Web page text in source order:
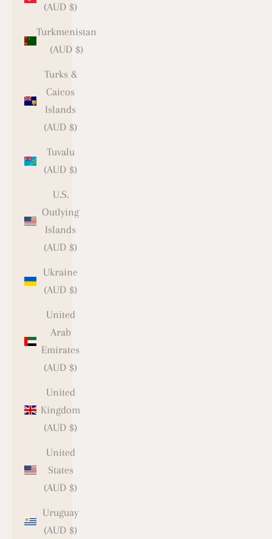
(AUD $)
Turkmenistan
(AUD $)
Turks &
Caicos
Islands
(AUD $)
Tuvalu
(AUD $)
U.S.
Outlying
Islands
(AUD $)
Ukraine
(AUD $)
United
Arab
Emirates
(AUD $)
United
Kingdom
(AUD $)
United
States
(AUD $)
Uruguay
(AUD $)